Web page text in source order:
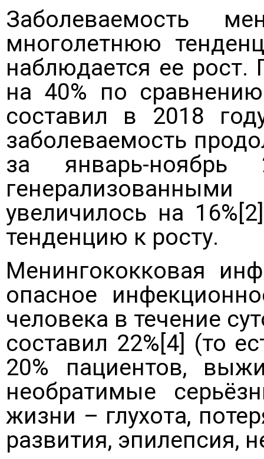
Заболеваемость
многолетнюю
наблюдается ее рост.
на 40% по
составил в 2018
заболеваемость
за январь-ноябрь
увеличилось на
тенденцию к росту.
Менингококковая
опасное
человека в течение
составил 22%[4] (то
20% пациентов,
необратимые
жизни – глухота,
развития, эпилепсия,